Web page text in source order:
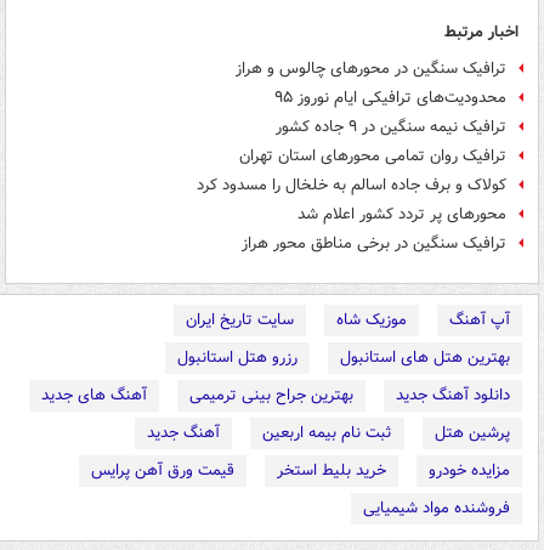
اخبار مرتبط
ترافیک سنگین در محورهای چالوس و هراز
محدودیت‌های ترافیکی ایام نوروز ۹۵
ترافیک نیمه سنگین در ۹ جاده کشور
ترافیک روان تمامی محورهای استان تهران
کولاک و برف جاده اسالم به خلخال را مسدود کرد
محورهای پر تردد کشور اعلام شد
ترافیک سنگین در برخی مناطق محور هراز
آپ آهنگ موزیک شاه
سایت تاریخ ایران
بهترین هتل های استانبول
رزرو هتل استانبول
دانلود آهنگ جدید
بهترین جراح بینی ترمیمی
آهنگ های جدید
پرشین هتل
ثبت نام بیمه اربعین
آهنگ جدید
مزایده خودرو
خرید بلیط استخر
قیمت ورق آهن پرایس
فروشنده مواد شیمیایی